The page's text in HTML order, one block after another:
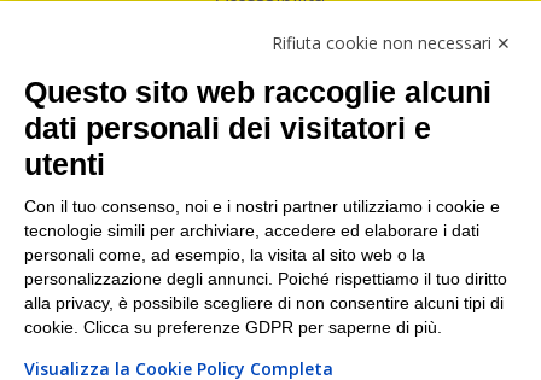
Facebook
Linkedin
I nostri punti di ritiro e spedizione pacchi nelle
maggiori città italiane
Torino|Milano|Roma|Bologna|Firenze| Genova
Napoli|Varese
Rifiuta cookie non necessari ✕
Questo sito web raccoglie alcuni
dati personali dei visitatori e
utenti
Con il tuo consenso, noi e i nostri partner utilizziamo i cookie e
tecnologie simili per archiviare, accedere ed elaborare i dati
personali come, ad esempio, la visita al sito web o la
personalizzazione degli annunci. Poiché rispettiamo il tuo diritto
alla privacy, è possibile scegliere di non consentire alcuni tipi di
cookie. Clicca su preferenze GDPR per saperne di più.
Visualizza la Cookie Policy Completa